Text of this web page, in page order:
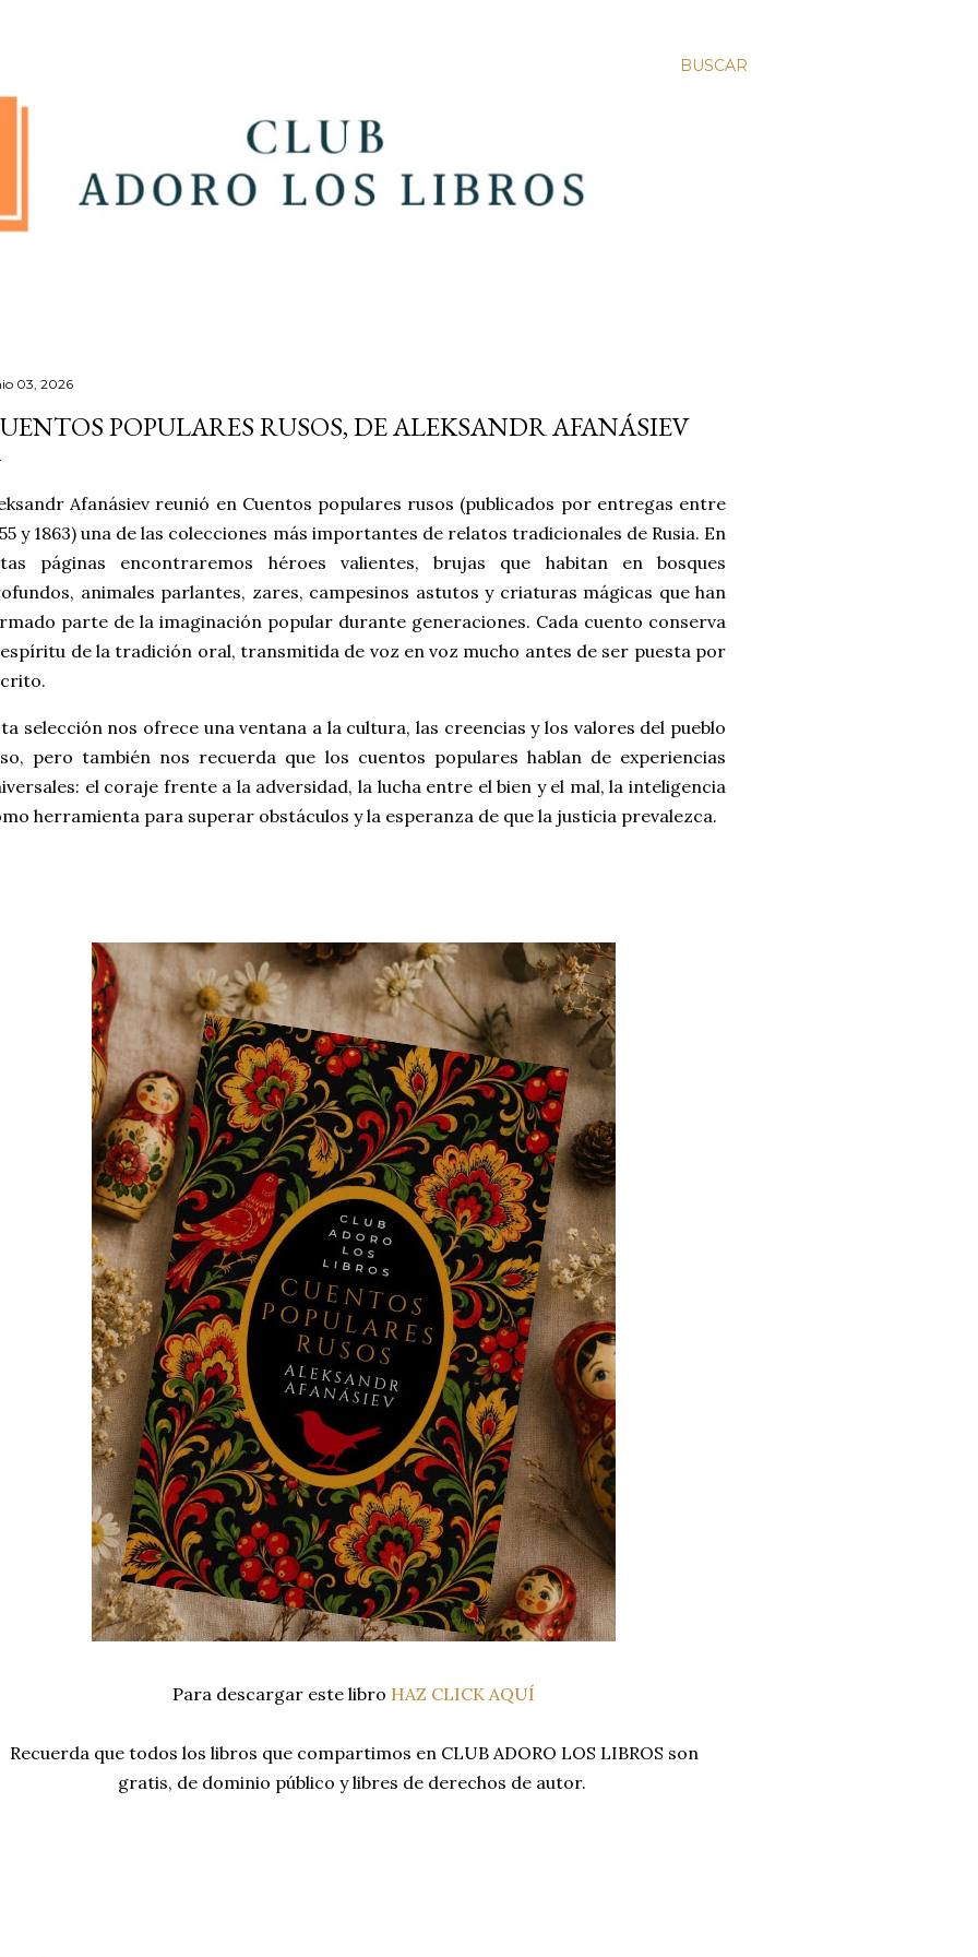
BUSCAR
03, 2026
POPULARES RUSOS, DE ALEKSANDR AFANÁSIEV
Afanásiev reunió en Cuentos populares rusos (publicados por entregas entre
y 1863) una de las colecciones más importantes de relatos tradicionales de Rusia. En
páginas encontraremos héroes valientes, brujas que habitan en bosques
animales parlantes, zares, campesinos astutos y criaturas mágicas que han
parte de la imaginación popular durante generaciones. Cada cuento conserva
de la tradición oral, transmitida de voz en voz mucho antes de ser puesta por
selección nos ofrece una ventana a la cultura, las creencias y los valores del pueblo
pero también nos recuerda que los cuentos populares hablan de experiencias
el coraje frente a la adversidad, la lucha entre el bien y el mal, la inteligencia
herramienta para superar obstáculos y la esperanza de que la justicia prevalezca.
Para descargar este libro HAZ CLICK AQUÍ
Recuerda que todos los libros que compartimos en CLUB ADORO LOS LIBROS son
gratis, de dominio público y libres de derechos de autor.